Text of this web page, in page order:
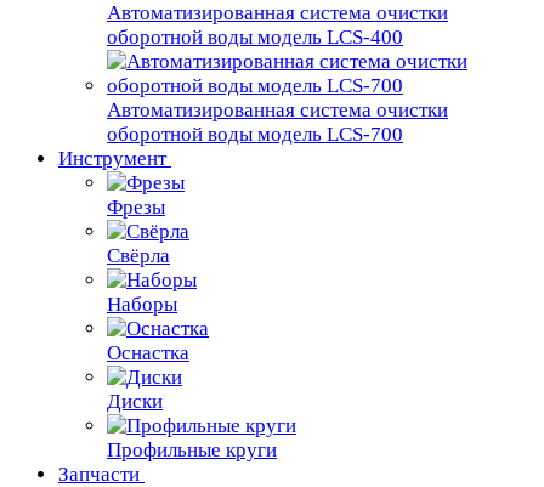
Автоматизированная система очистки
оборотной воды модель LCS-400
Автоматизированная система очистки
оборотной воды модель LCS-700
Инструмент
Фрезы
Свёрла
Наборы
Оснастка
Диски
Профильные круги
Запчасти